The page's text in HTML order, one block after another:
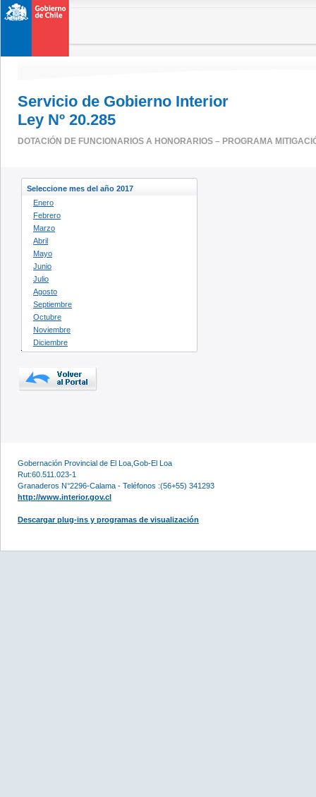
Servicio de Gobierno Interior
Ley Nº 20.285
DOTACIÓN DE FUNCIONARIOS A HONORARIOS – PROGRAMA
Seleccione mes del año 2017
Enero
Febrero
Marzo
Abril
Mayo
Junio
Julio
Agosto
Septiembre
Octubre
Noviembre
Diciembre
Gobernación Provincial de El Loa,Gob-El Loa
Rut:60.511.023-1
Granaderos N°2296-Calama - Teléfonos :(56+55) 341293
http://www.interior.gov.cl
Descargar plug-ins y programas de visualización